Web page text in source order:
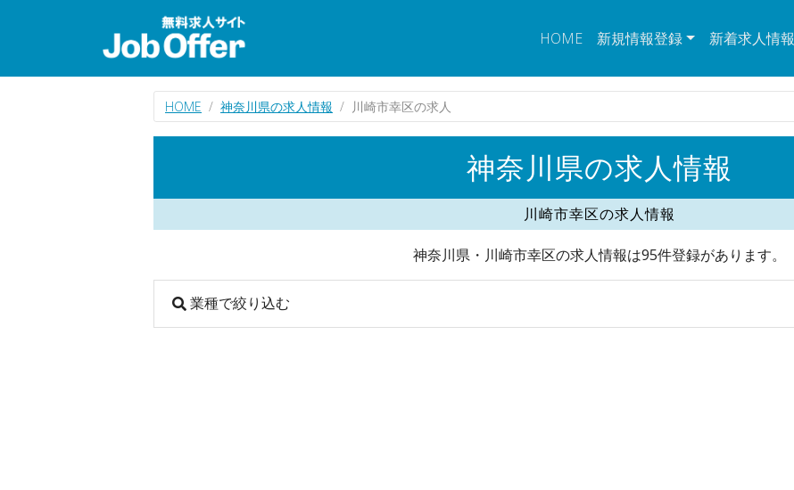
HOME 新規情報登録 新着求人情報
HOME 神奈川県の求人情報 川崎市幸区の求人
神奈川県の求人情報
川崎市幸区の求人情報
神奈川県・川崎市幸区の求人情報は95件登録があります。
業種で絞り込む